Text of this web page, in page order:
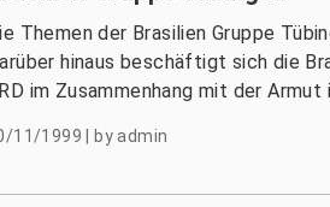
Themen der Brasilien Gruppe
hinaus beschäftigt sich die
im Zusammenhang mit der
11/1999 byadmin